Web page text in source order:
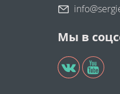
Мы в